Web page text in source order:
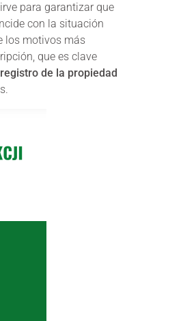
para garantizar que
con la situación
los motivos más
que es clave
de la propiedad